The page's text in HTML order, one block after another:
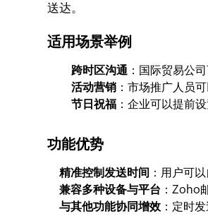
送达。
适用场景举例
跨时区沟通 ：国际贸易公
活动营销 ：市场推广人员
节日祝福 ：企业可以提前
功能优势
精准控制发送时间 ：用户可
兼容多种设备与平台 ：Zoho
与其他功能协同增效 ：定时